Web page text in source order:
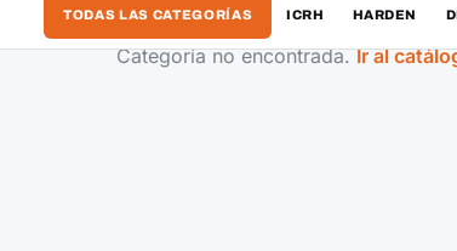
TODAS LAS CATEGORÍAS ICRH HARDEN
Categoría no encontrada.Ir al